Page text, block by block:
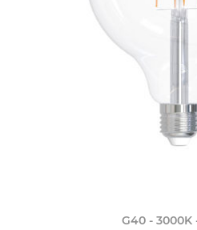
G40 - 3000K